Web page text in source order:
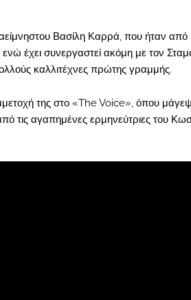
Βασίλη Καρρά, που ήταν από
έχει συνεργαστεί ακόμη με τον
καλλιτέχνες πρώτης γραμμής.
της στο «The Voice», όπου
τις αγαπημένες ερμηνεύτριες του